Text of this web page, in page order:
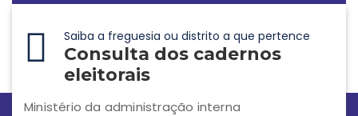
Saiba a freguesia ou distrito a que pertence
Consulta dos cadernos
eleitorais
Ministério da administração interna